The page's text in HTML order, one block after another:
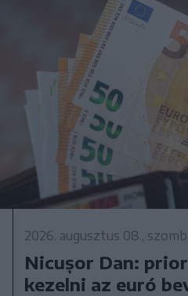
2026. augusztus 08.,
Nicușor Dan:
kezelni az euró